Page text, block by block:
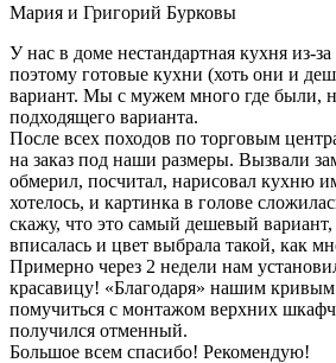
Мария и Григорий Бурковы
У нас в доме нестандартная кухня из-
поэтому готовые кухни (хоть они и
вариант. Мы с мужем много где были,
подходящего варианта.
После всех походов по торговым
на заказ под наши размеры. Вызвали
обмерил, посчитал, нарисовал кухню
хотелось, и картинка в голове
скажу, что это самый дешевый
вписалась и цвет выбрала такой, как
Примерно через 2 недели нам
красавицу! «Благодаря» нашим
помучиться с монтажом верхних
получился отменный.
Большое всем спасибо! Рекомендую!